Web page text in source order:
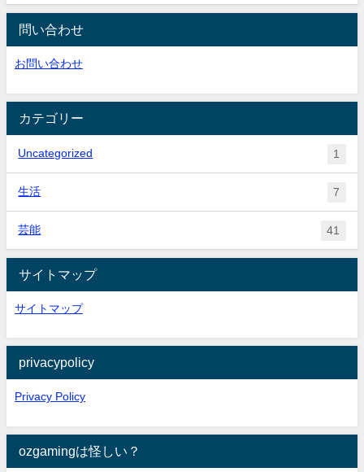
問い合わせ
お問い合わせ
カテゴリー
Uncategorized 1
生活 7
芸能 41
サイトマップ
サイトマップ
privacypolicy
Privacy Policy
ozgamingは怪しい？